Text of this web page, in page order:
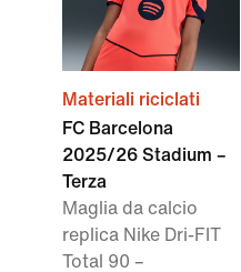
Materiali riciclati
FC Barcelona
2025/26 Stadium –
Terza
Maglia da calcio
replica Nike Dri-FIT
Total 90 –